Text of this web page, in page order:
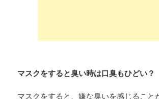
マスクをすると臭い時は口臭もひどい？
マスクをすると、嫌な臭いを感じること